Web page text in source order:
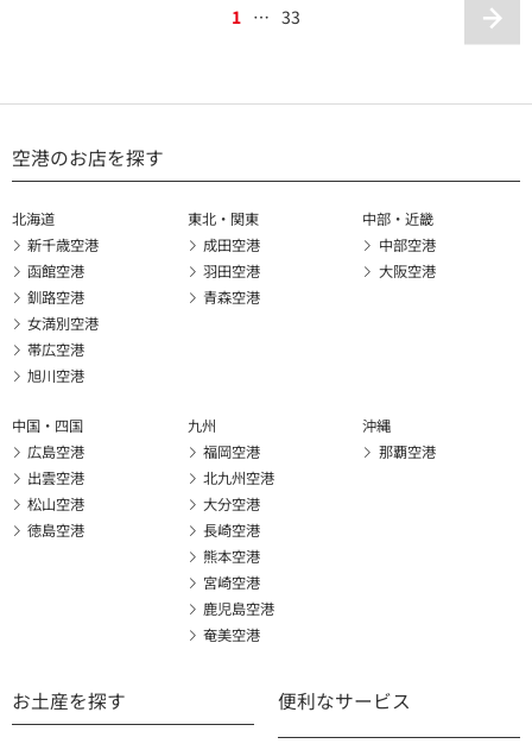
1 … 33
空港のお店を探す
北海道
新千歳空港
函館空港
釧路空港
女満別空港
帯広空港
旭川空港
東北・関東
成田空港
羽田空港
青森空港
中部・近畿
中部空港
大阪空港
中国・四国
広島空港
出雲空港
松山空港
徳島空港
九州
福岡空港
北九州空港
大分空港
長崎空港
熊本空港
宮崎空港
鹿児島空港
奄美空港
沖縄
那覇空港
お土産を探す 便利なサービス